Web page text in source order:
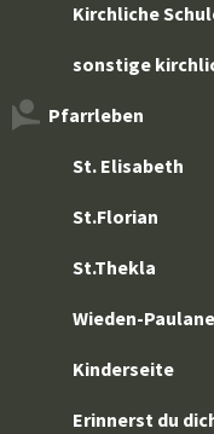
Kirchliche
sonstige
Pfarrleben
St. Elisabeth
St.Florian
St.Thekla
Wieden-
Kinderseite
Erinnerst du